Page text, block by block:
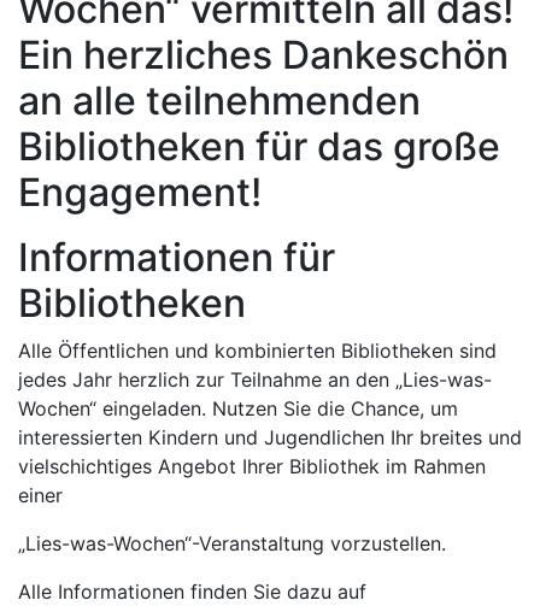
Ein herzliches Dankeschön
an alle teilnehmenden
Bibliotheken für das große
Engagement!
Informationen für
Bibliotheken
Alle Öffentlichen und kombinierten Bibliotheken sind
jedes Jahr herzlich zur Teilnahme an den „Lies-was-
Wochen“ eingeladen. Nutzen Sie die Chance, um
interessierten Kindern und Jugendlichen Ihr breites und
vielschichtiges Angebot Ihrer Bibliothek im Rahmen
einer
„Lies-was-Wochen“-Veranstaltung vorzustellen.
Alle Informationen finden Sie dazu auf